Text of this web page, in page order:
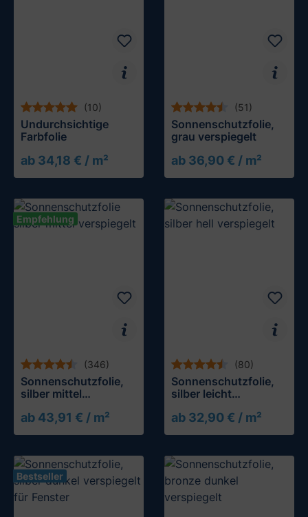
(10)
Undurchsichtige
Farbfolie
ab 34,18 € / m²
(51)
Sonnenschutzfolie,
grau verspiegelt
ab 36,90 € / m²
Empfehlung
(346)
Sonnenschutzfolie,
silber mittel
ab 43,91 € / m²
(80)
Sonnenschutzfolie,
silber leicht
ab 32,90 € / m²
Bestseller